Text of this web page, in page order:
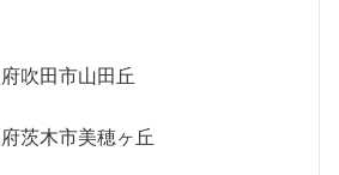
吹田市山田丘
茨木市美穂ヶ丘